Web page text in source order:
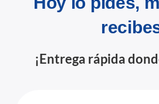
¡Entrega rápida